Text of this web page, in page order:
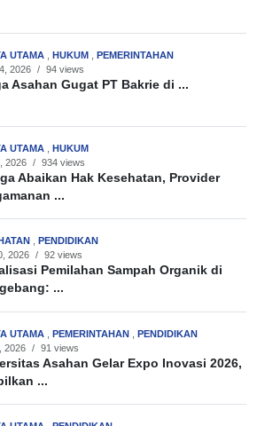
UTAMA HUKUM
PEMERINTAHAN
2026 / 94 views
Asahan Gugat PT Bakrie di ...
UTAMA
HUKUM
2026 / 934 views
Abaikan Hak Kesehatan, Provider
...
PENDIDIKAN
2026 / 92 views
Pemilahan Sampah Organik di
...
UTAMA PEMERINTAHAN
PENDIDIKAN
2026 / 91 views
Asahan Gelar Expo Inovasi 2026,
...